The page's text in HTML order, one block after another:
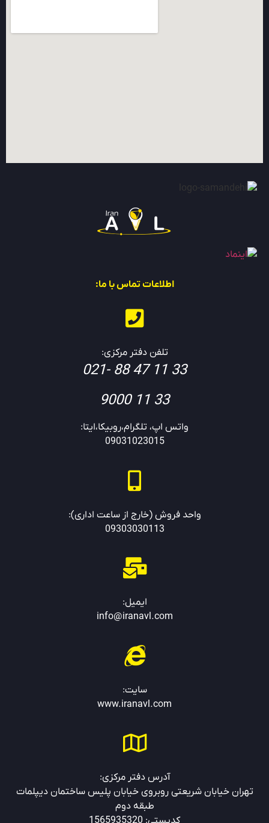
اطلاعات تماس با ما:
تلفن دفتر مرکزی:
33 11 47 88 -021
33 11 9000
واتس اپ، تلگرام،روبیکا،ایتا:
09031023015
واحد فروش (خارج از ساعت اداری):
09303030113
ایمیل:
info@iranavl.com
سایت:
www.iranavl.com
آدرس دفتر مرکزی:
تهران خیابان شریعتی روبروی خیابان پلیس ساختمان دیپلمات
طبقه دوم
کدپستی: 1565935320